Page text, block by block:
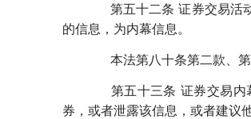
第五十二条 证券交易活动
的信息，为内幕信息。
本法第八十条第二款、第
第五十三条 证券交易内
券，或者泄露该信息，或者建议